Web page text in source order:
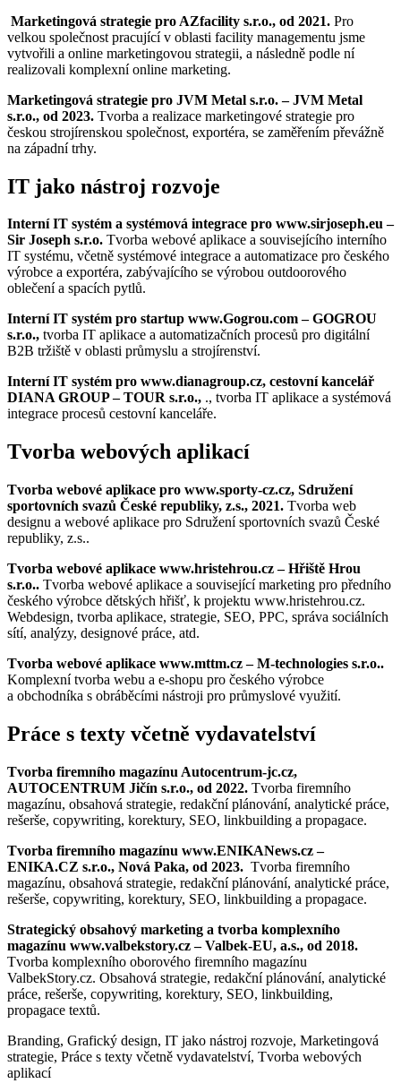
Marketingová strategie pro AZfacility s.r.o., od 2021. Pro
velkou společnost pracující v oblasti facility managementu jsme
vytvořili a online marketingovou strategii, a následně podle ní
realizovali komplexní online marketing.
Marketingová strategie pro JVM Metal s.r.o. – JVM Metal
s.r.o., od 2023. Tvorba a realizace marketingové strategie pro
českou strojírenskou společnost, exportéra, se zaměřením převážně
na západní trhy.
IT jako nástroj rozvoje
Interní IT systém a systémová integrace pro www.sirjoseph.eu –
Sir Joseph s.r.o. Tvorba webové aplikace a souvisejícího interního
IT systému, včetně systémové integrace a automatizace pro českého
výrobce a exportéra, zabývajícího se výrobou outdoorového
oblečení a spacích pytlů.
Interní IT systém pro startup www.Gogrou.com – GOGROU
s.r.o., tvorba IT aplikace a automatizačních procesů pro digitální
B2B tržiště v oblasti průmyslu a strojírenství.
Interní IT systém pro www.dianagroup.cz, cestovní kancelář
DIANA GROUP – TOUR s.r.o., ., tvorba IT aplikace a systémová
integrace procesů cestovní kanceláře.
Tvorba webových aplikací
Tvorba webové aplikace pro www.sporty-cz.cz, Sdružení
sportovních svazů České republiky, z.s., 2021. Tvorba web
designu a webové aplikace pro Sdružení sportovních svazů České
republiky, z.s..
Tvorba webové aplikace www.hristehrou.cz – Hřiště Hrou
s.r.o.. Tvorba webové aplikace a související marketing pro předního
českého výrobce dětských hřišť, k projektu www.hristehrou.cz.
Webdesign, tvorba aplikace, strategie, SEO, PPC, správa sociálních
sítí, analýzy, designové práce, atd.
Tvorba webové aplikace www.mttm.cz – M-technologies s.r.o..
Komplexní tvorba webu a e-shopu pro českého výrobce
a obchodníka s obráběcími nástroji pro průmyslové využití.
Práce s texty včetně vydavatelství
Tvorba firemního magazínu Autocentrum-jc.cz,
AUTOCENTRUM Jičín s.r.o., od 2022. Tvorba firemního
magazínu, obsahová strategie, redakční plánování, analytické práce,
rešerše, copywriting, korektury, SEO, linkbuilding a propagace.
Tvorba firemního magazínu www.ENIKANews.cz –
ENIKA.CZ s.r.o., Nová Paka, od 2023. Tvorba firemního
magazínu, obsahová strategie, redakční plánování, analytické práce,
rešerše, copywriting, korektury, SEO, linkbuilding a propagace.
Strategický obsahový marketing a tvorba komplexního
magazínu www.valbekstory.cz – Valbek-EU, a.s., od 2018.
Tvorba komplexního oborového firemního magazínu
ValbekStory.cz. Obsahová strategie, redakční plánování, analytické
práce, rešerše, copywriting, korektury, SEO, linkbuilding,
propagace textů.
Branding, Grafický design, IT jako nástroj rozvoje, Marketingová
strategie, Práce s texty včetně vydavatelství, Tvorba webových
aplikací